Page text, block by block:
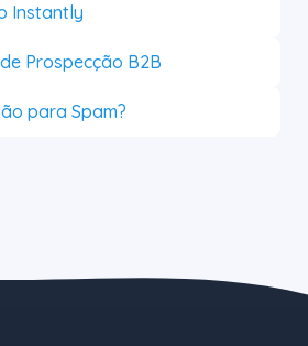
Instantly
Prospecção B2B
para Spam?